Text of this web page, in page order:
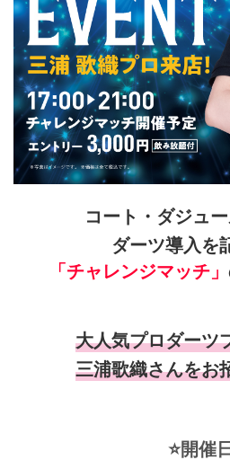
コート・ダジュ
ダーツ導入を
「チャレンジマッチ」
大人気プロダーツ
三浦歌織さんをお
⭐開催日